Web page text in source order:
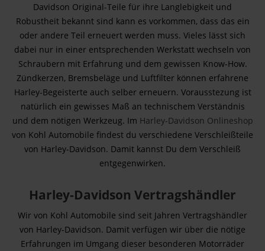
Davidson Original-Teile für ihre Langlebigkeit und
Robustheit bekannt sind kann es vorkommen, dass das ein
oder andere Teil erneuert werden muss. Vieles lässt sich
dabei nur in einer entsprechenden Werkstatt wechseln von
Schraubern mit Erfahrung und dem gewissen Know-How.
Zündkerzen, Bremsbeläge und Luftfilter können erfahrene
Harley-Begeisterte auch selber erneuern. Vorausstezung ist
natürlich ein gewisses Maß an technischem Verständnis
und dem nötigen Werkzeug. Im Harley-Davidson Onlineshop
von Kohl Automobile findest du verschiedene Verschleißteile
von Harley-Davidson. Damit kannst Du dem Verschleiß
entgegenwirken.
Harley-Davidson Vertragshändler
Wir von Kohl Automobile sind seit Jahren Vertragshändler
von Harley-Davidson. Damit verfügen wir über die nötige
Erfahrungen im Umgang dieser besonderen Motorräder